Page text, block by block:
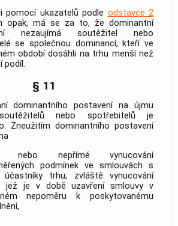
pomocí ukazatelů podle odstavce 2
opak, má se za to, že dominantní
nezaujímá soutěžitel nebo
se společnou dominancí, kteří ve
období dosáhli na trhu menší než
podíl.
§ 11
dominantního postavení na újmu
soutěžitelů nebo spotřebitelů je
Zneužitím dominantního postavení
nebo nepřímé vynucování
podmínek ve smlouvách s
účastníky trhu, zvláště vynucování
jež je v době uzavření smlouvy v
nepoměru k poskytovanému